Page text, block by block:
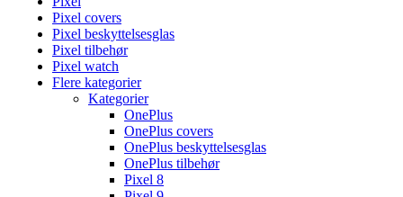
Pixel covers
Pixel beskyttelsesglas
Pixel tilbehør
Pixel watch
Flere kategorier
Kategorier
OnePlus
OnePlus covers
OnePlus beskyttelsesglas
OnePlus tilbehør
Pixel 8